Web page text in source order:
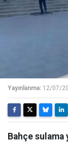
Yayınlanma: 12/07/
Bahçe sulama